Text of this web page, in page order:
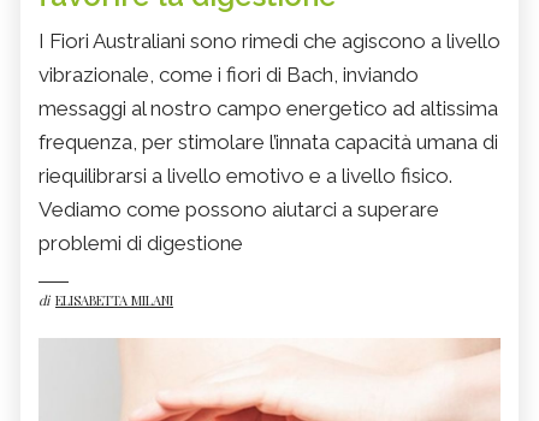
I Fiori Australiani sono rimedi che agiscono a livello
vibrazionale, come i fiori di Bach, inviando
messaggi al nostro campo energetico ad altissima
frequenza, per stimolare l’innata capacità umana di
riequilibrarsi a livello emotivo e a livello fisico.
Vediamo come possono aiutarci a superare
problemi di digestione
di ELISABETTA MILANI